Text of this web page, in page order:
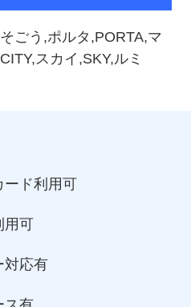
ごう,ポルタ,PORTA,マ
スカイ,SKY,ルミ
ード利用可
用可
対応有